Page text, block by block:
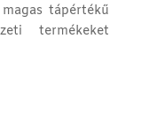
tápértékű
termékeket